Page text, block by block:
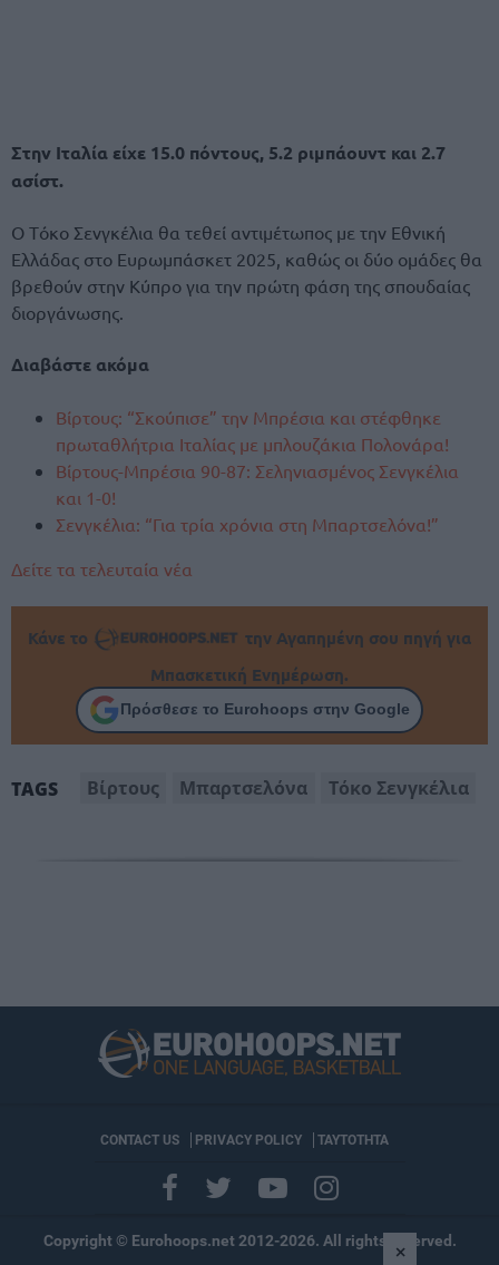
Στην Ιταλία είχε 15.0 πόντους, 5.2 ριμπάουντ και 2.7
ασίστ.
O Tόκο Σενγκέλια θα τεθεί αντιμέτωπος με την Εθνική
Ελλάδας στο Ευρωμπάσκετ 2025, καθώς οι δύο ομάδες θα
βρεθούν στην Κύπρο για την πρώτη φάση της σπουδαίας
διοργάνωσης.
Διαβάστε ακόμα
Βίρτους: “Σκούπισε” την Μπρέσια και στέφθηκε
πρωταθλήτρια Ιταλίας με μπλουζάκια Πολονάρα!
Βίρτους-Μπρέσια 90-87: Σεληνιασμένος Σενγκέλια
και 1-0!
Σενγκέλια: “Για τρία χρόνια στη Μπαρτσελόνα!”
Δείτε τα τελευταία νέα
Κάνε το
την Αγαπημένη σου πηγή για
Μπασκετική Ενημέρωση.
Πρόσθεσε το Eurohoops στην Google
TAGS Βίρτους Μπαρτσελόνα Τόκο Σενγκέλια
CONTACT US PRIVACY POLICY ΤΑΥΤΟΤΗΤΑ
Copyright © Eurohoops.net 2012-2026. All rights reserved.
×